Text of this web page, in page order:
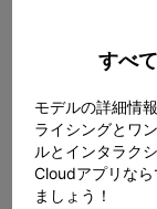
すべ
モデルの詳細情
ライシングとワ
ルとインタラク
Cloudアプリな
ましょう！